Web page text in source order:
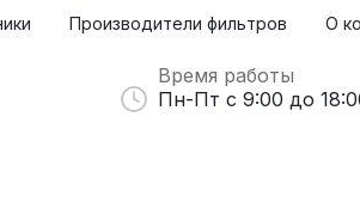
Производители фильтров О
Время работы
Пн-Пт с 9:00 до